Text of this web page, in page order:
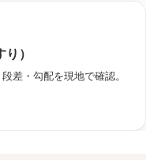
）
差・勾配を現地で確認。